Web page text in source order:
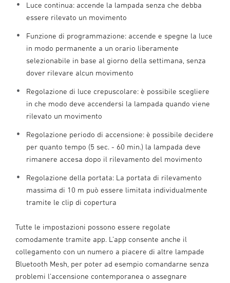
Luce continua: accende la lampada senza che debba
essere rilevato un movimento
Funzione di programmazione: accende e spegne la luce
in modo permanente a un orario liberamente
selezionabile in base al giorno della settimana, senza
dover rilevare alcun movimento
Regolazione di luce crepuscolare: è possibile scegliere
in che modo deve accendersi la lampada quando viene
rilevato un movimento
Regolazione periodo di accensione: è possibile decidere
per quanto tempo (5 sec. - 60 min.) la lampada deve
rimanere accesa dopo il rilevamento del movimento
Regolazione della portata: La portata di rilevamento
massima di 10 m può essere limitata individualmente
tramite le clip di copertura
Tutte le impostazioni possono essere regolate
comodamente tramite app. L’app consente anche il
collegamento con un numero a piacere di altre lampade
Bluetooth Mesh, per poter ad esempio comandarne senza
problemi l’accensione contemporanea o assegnare